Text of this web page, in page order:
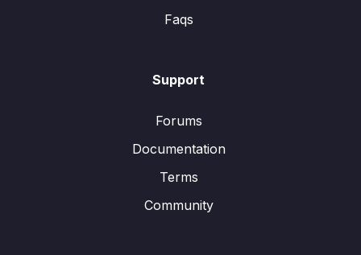
Faqs
Support
Forums
Documentation
Terms
Community